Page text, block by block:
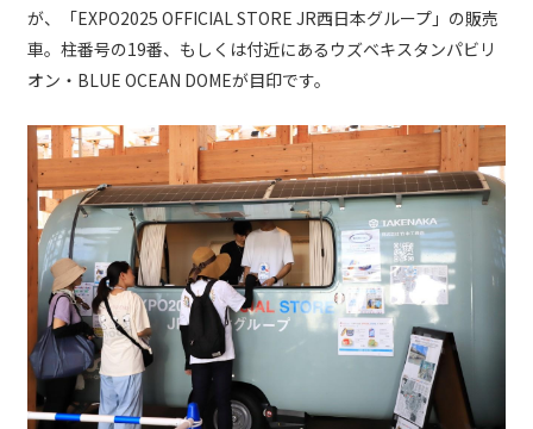
が、「EXPO2025 OFFICIAL STORE JR西日本グループ」の販売
車。柱番号の19番、もしくは付近にあるウズベキスタンパビリ
オン・BLUE OCEAN DOMEが目印です。